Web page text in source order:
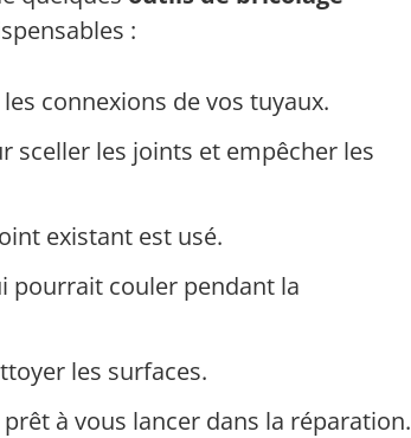
:
connexions de vos tuyaux.
sceller les joints et empêcher les
existant est usé.
pourrait couler pendant la
les surfaces.
à vous lancer dans la réparation.